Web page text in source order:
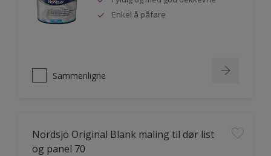
Enkel å påføre
Sammenligne
Nordsjö Original Blank maling til dør list
og panel 70